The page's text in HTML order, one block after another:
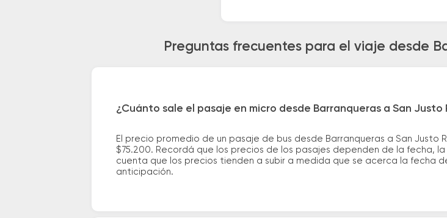
Preguntas frecuentes para el viaje desde
¿Cuánto sale el pasaje en micro desde Barranqueras a San Justo
El precio promedio de un pasaje de bus desde Barranqueras a San
$75.200. Recordá que los precios de los pasajes dependen de la fecha,
cuenta que los precios tienden a subir a medida que se acerca la fecha
anticipación.